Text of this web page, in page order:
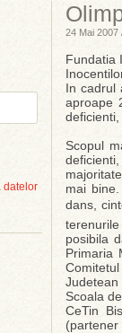
datelor
24 Mai 2007
Fundatia
In cadrul
aproape
deficienti,
Scopul
mai
dans,
posibila
Primaria
Scoala
CeTin
(partener